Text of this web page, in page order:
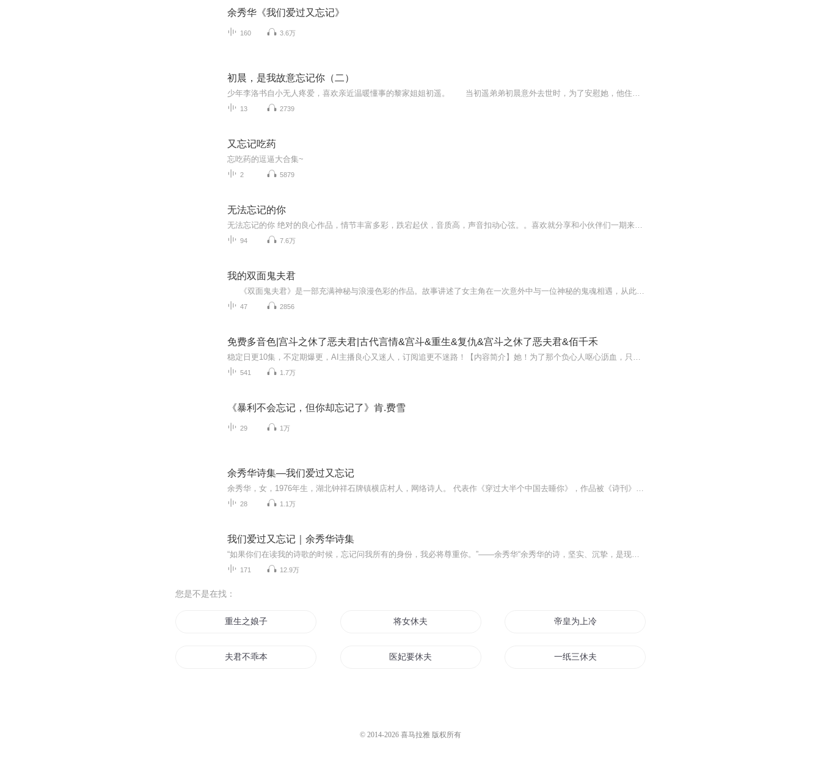
余秀华《我们爱过又忘记》
160 3.6万
初晨，是我故意忘记你（二）
少年李洛书自小无人疼爱，喜欢亲近温暖懂事的黎家姐姐初遥。 当初遥弟弟初晨意外去世时，为了安慰她，他住进黎家成了她的挂名弟弟。 很多年后，他终于意识到，原来他早已深深爱着她时，他却早已丧失了爱她的资格。 本想就此默默守护一生，她却遭...
13 2739
又忘记吃药
忘吃药的逗逼大合集~
2 5879
无法忘记的你
无法忘记的你 绝对的良心作品，情节丰富多彩，跌宕起伏，音质高，声音扣动心弦。。喜欢就分享和小伙伴们一期来听吧。欢迎点赞评论啊。。手指轻轻一点分享出去，很简单的动作，但是这就是对我们节目的最大支持和厚爱。不要钱，不要赞助。只要您的的多分享，多评论。。还等什么亲。动手吧。
94 7.6万
我的双面鬼夫君
《双面鬼夫君》是一部充满神秘与浪漫色彩的作品。故事讲述了女主角在一次意外中与一位神秘的鬼魂相遇，从此命运发生了翻天覆地的变化。这位鬼夫君性格复杂，一面温柔体贴，一面又冷酷无情，仿佛隐藏着不为人知的秘密。他与女主角之间的情感纠葛在...
47 2856
免费多音色|宫斗之休了恶夫君|古代言情&宫斗&重生&复仇&宫斗之休了恶夫君&佰千禾
稳定日更10集，不定期爆更，AI主播良心又迷人，订阅追更不迷路！【内容简介】她！为了那个负心人呕心沥血，只为有朝一日能完成他终身夙愿！他！初登龙椅，竟然不顾天下人耻笑，将自己的亲妹妹改名换姓封为皇后。凤座在前，竟然将自己扔进妓院，变成人尽可...
541 1.7万
《暴利不会忘记，但你却忘记了》肯.费雪
29 1万
余秀华诗集—我们爱过又忘记
余秀华，女，1976年生，湖北钟祥石牌镇横店村人，网络诗人。 代表作《穿过大半个中国去睡你》，作品被《诗刊》微信号发布后，余秀华的诗被热烈转发，人们惊艳于余秀华的天才和诗歌的质朴滚烫、直击人心。 2015年1月，余秀华的两本书开售，分别是湖南文艺出版社的《摇摇晃晃的人间》，以及广西师大出版社的《月光落在左手上》。 2015年1月28日，余秀华当选湖北省钟祥市作家协会副主席。
28 1.1万
我们爱过又忘记｜余秀华诗集
“如果你们在读我的诗歌的时候，忘记问我所有的身份，我必将尊重你。”——余秀华“余秀华的诗，坚实、沉挚，是现实的血管中流出的本真之诗，是生存的泪水中涌出的疼痛之诗；她的诗，凶猛、粗粝，展现出日常生活的惊心动魄，直接袒露灵魂斑驳而痛苦的本色...
171 12.9万
您是不是在找：
重生之娘子要休夫 将女休夫 帝皇为上冷妃要休夫
夫君不乖本妃休三夫 医妃要休夫 一纸三休夫
© 2014-2026 喜马拉雅 版权所有